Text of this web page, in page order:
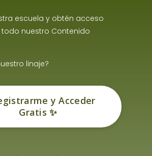
escuela y obtén acceso
nuestro Contenido
linaje?
y Acceder
Gratis ✨